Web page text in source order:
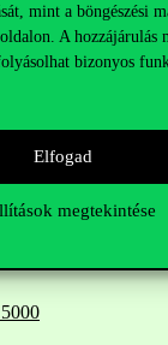
mint a böngészési
A hozzájárulás
bizonyos
Elfogad
megtekintése